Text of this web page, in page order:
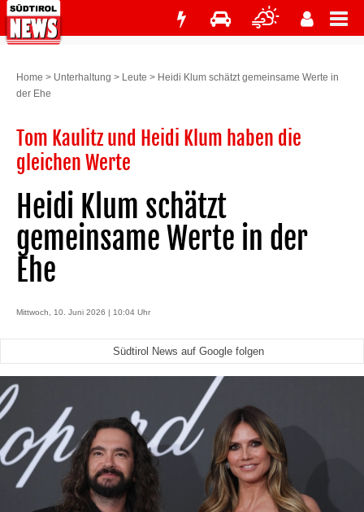
Home > Unterhaltung > Leute > Heidi Klum schätzt gemeinsame Werte in
der Ehe
Tom Kaulitz und Heidi Klum haben die
gleichen Werte
Heidi Klum schätzt
gemeinsame Werte in der
Ehe
Mittwoch, 10. Juni 2026 | 10:04 Uhr
Südtirol News auf Google folgen